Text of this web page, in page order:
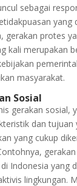
sebagai
yang
gerakan protes
kali merupakan
masyarakat.
Sosial
gerakan sosial,
dan tujuan
yang cukup
Indonesia yang
lingkungan.